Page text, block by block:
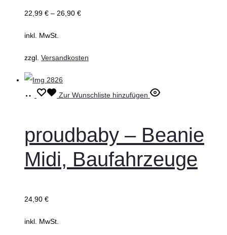
der
werden
22,99 € – 26,90 €
inkl. MwSt.
zzgl. Versandkosten
Ausführung
Dieses
mehrere
Varianten
auf.
Optionen
Zur Wunschliste hinzufügen
proudbaby – Beanie
Midi, Baufahrzeuge
24,90 €
inkl. MwSt.